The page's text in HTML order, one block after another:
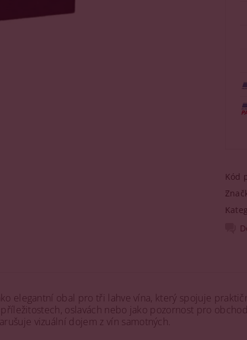
Kód
elegantní obal pro tři lahve vína, který spojuje
oslavách nebo jako pozornost pro
vizuální dojem z vín samotných.